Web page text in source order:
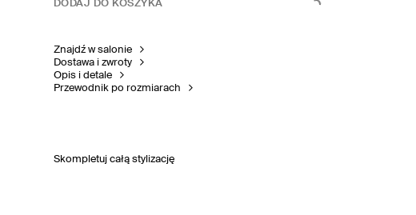
DODAJ DO KOSZYKA
Znajdź w salonie
Dostawa i zwroty
Opis i detale
Przewodnik po rozmiarach
Skompletuj całą stylizację